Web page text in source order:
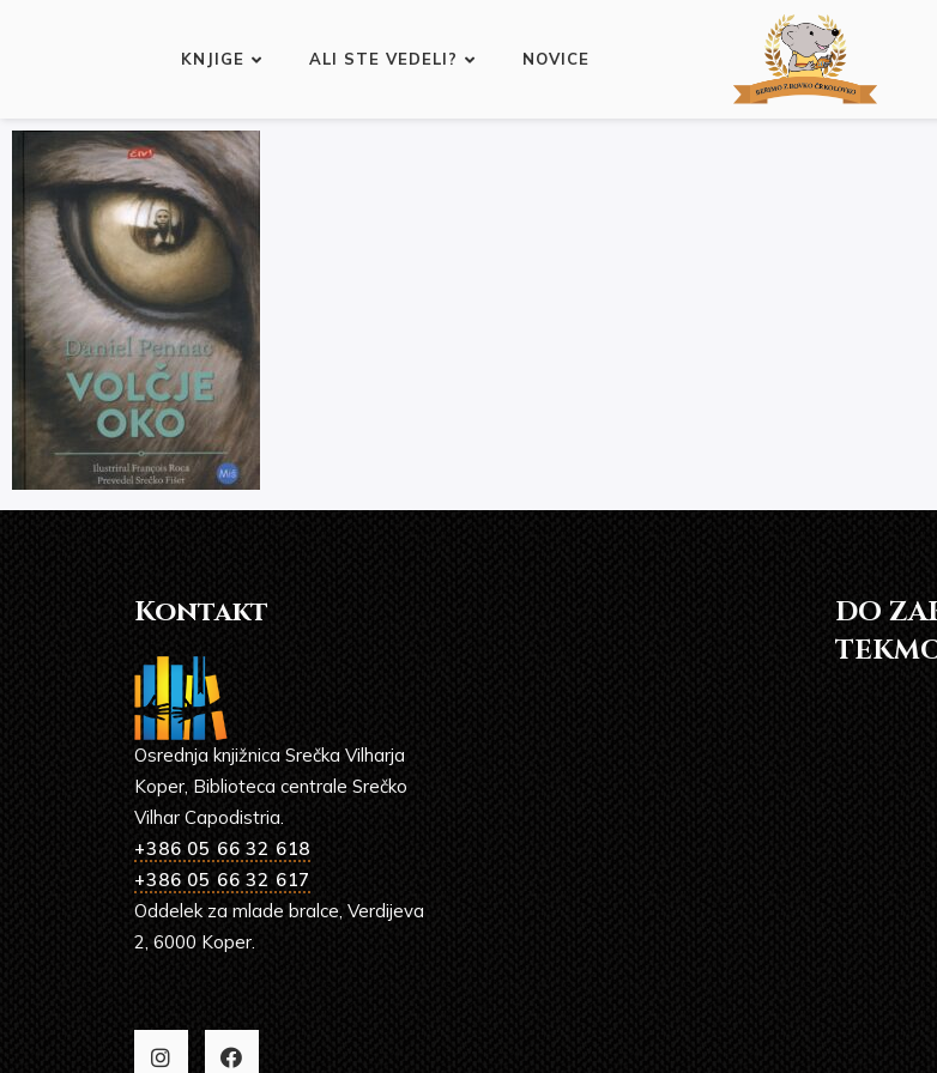
KNJIGE ALI STE VEDELI? NOVICE
Kontakt
Osrednja knjižnica Srečka Vilharja
Koper, Biblioteca centrale Srečko
Vilhar Capodistria.
+386 05 66 32 618
+386 05 66 32 617
Oddelek za mlade bralce, Verdijeva
2, 6000 Koper.
DO